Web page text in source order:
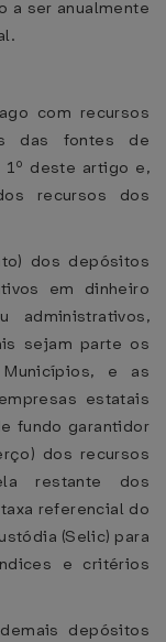
a ser anualmente
com recursos
das fontes de
deste artigo e,
recursos dos
dos depósitos
em dinheiro
administrativos,
sejam parte os
e as
estatais
fundo garantidor
dos recursos
restante dos
referencial do
(Selic) para
e critérios
depósitos